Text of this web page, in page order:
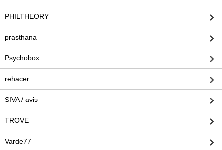
PHILTHEORY
prasthana
Psychobox
rehacer
SIVA / avis
TROVE
Varde77